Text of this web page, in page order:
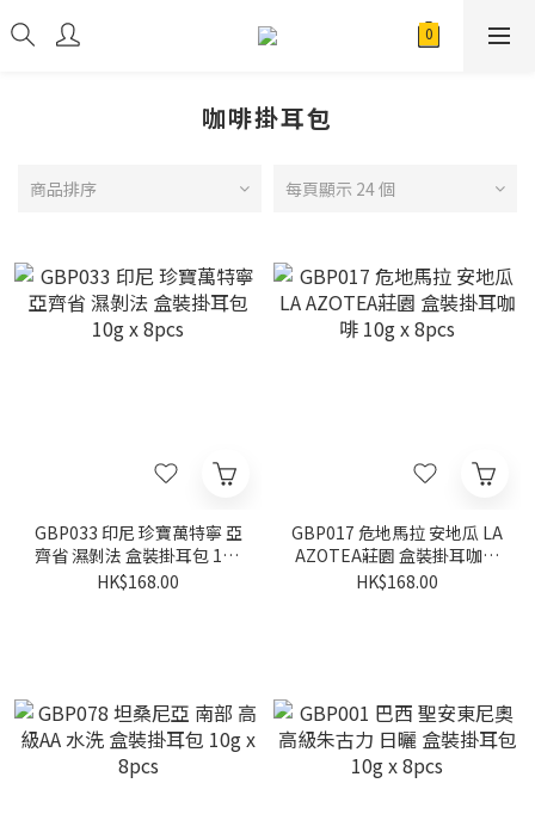
咖啡掛耳包
商品排序 每頁顯示 24 個
GBP033 印尼 珍寶萬特寧 亞
齊省 濕剝法 盒裝掛耳包 10g
x 8pcs
HK$168.00
GBP017 危地馬拉 安地瓜 LA
AZOTEA莊園 盒裝掛耳咖啡
10g x 8pcs
HK$168.00